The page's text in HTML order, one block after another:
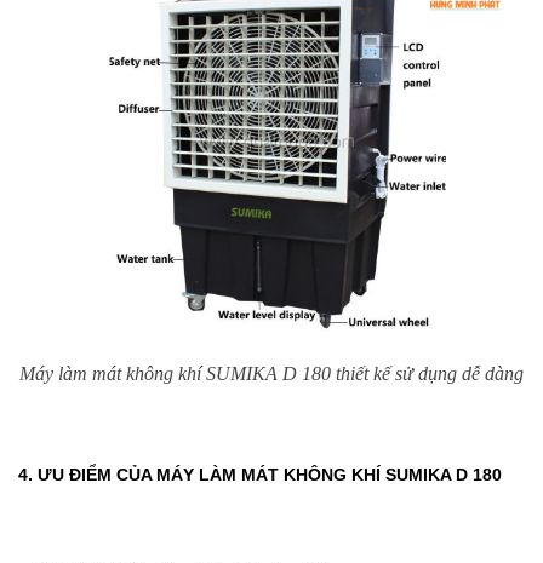
Máy làm mát không khí SUMIKA D 180 thiết kế sử dụng dễ dàng
4. ƯU ĐIỂM CỦA MÁY LÀM MÁT KHÔNG KHÍ SUMIKA D 180